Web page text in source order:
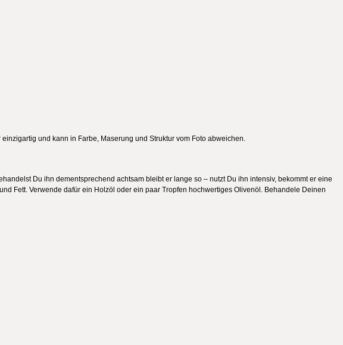
und kann in Farbe, Maserung und Struktur vom Foto abweichen.
Du ihn dementsprechend achtsam bleibt er lange so – nutzt Du ihn intensiv, bekommt er eine
Fett. Verwende dafür ein Holzöl oder ein paar Tropfen hochwertiges Olivenöl. Behandele Deinen